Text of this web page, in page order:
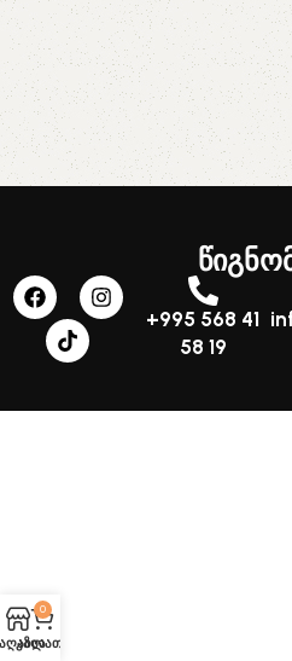
+995 568 41
58 19
0
კალათა